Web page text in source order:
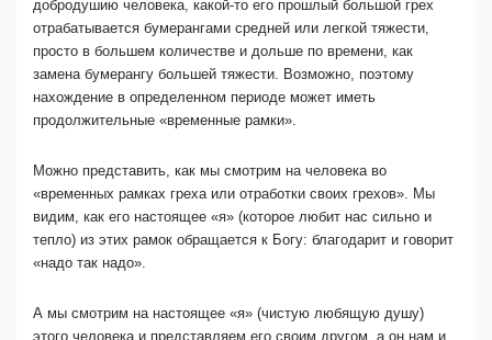
добродушию человека, какой-то его прошлый большой грех
отрабатывается бумерангами средней или легкой тяжести,
просто в большем количестве и дольше по времени, как
замена бумерангу большей тяжести. Возможно, поэтому
нахождение в определенном периоде может иметь
продолжительные «временные рамки».
Можно представить, как мы смотрим на человека во
«временных рамках греха или отработки своих грехов». Мы
видим, как его настоящее «я» (которое любит нас сильно и
тепло) из этих рамок обращается к Богу: благодарит и говорит
«надо так надо».
А мы смотрим на настоящее «я» (чистую любящую душу)
этого человека и представляем его своим другом, а он нам и